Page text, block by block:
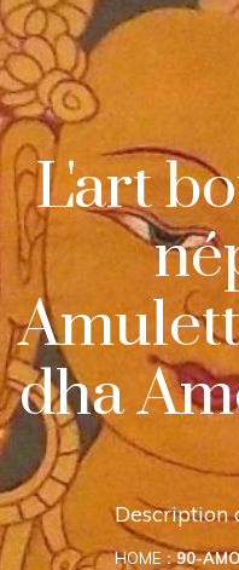
L'art
dha
Description
HOME 90-